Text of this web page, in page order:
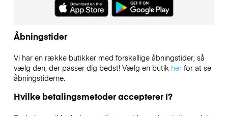
Åbningstider
Vi har en række butikker med forskellige åbningstider, så
vælg den, der passer dig bedst! Vælg en butik herfor at se
åbningstiderne.
Hvilke betalingsmetoder accepterer I?